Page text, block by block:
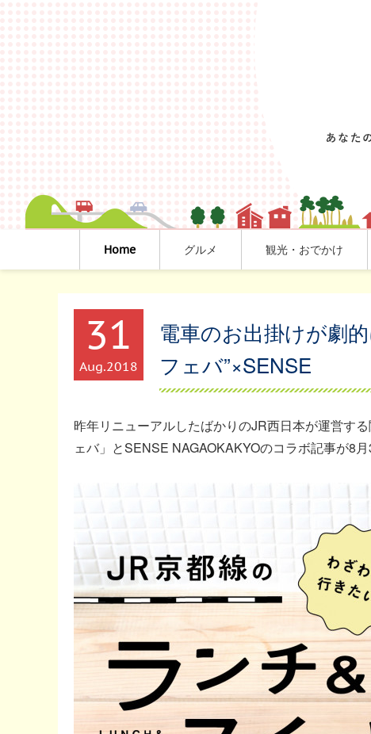
Home グルメ 観光・おでかけ
31
Aug 2018
電車のお出掛けが劇
フェバ”×SENSE
昨年リニューアルしたばかりのJR西日本が運営す
ェバ」とSENSE NAGAOKAKYOのコラボ記事が8